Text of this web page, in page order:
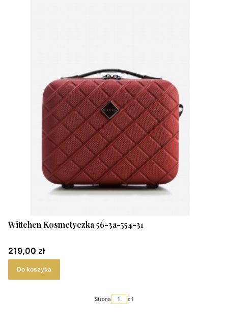
Wittchen Kosmetyczka 56-3a-554-31
Cena
219,00 zł
Do koszyka
Strona z 1